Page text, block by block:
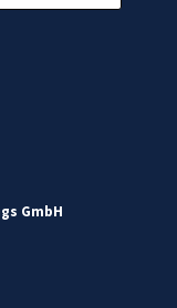
GmbH